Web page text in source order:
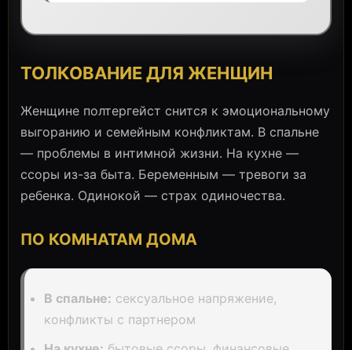
ТОЛКОВАНИЕ ДЛЯ ЖЕНЩИН
Женщине полтергейст снится к эмоциональному
выгоранию и семейным конфликтам. В спальне
— проблемы в интимной жизни. На кухне —
ссоры из-за быта. Беременным — тревоги за
ребенка. Одинокой — страх одиночества.
ПО КОМНАТАМ ДОМА
В спальне: сексуальное напряжение,
конфликты с партнером